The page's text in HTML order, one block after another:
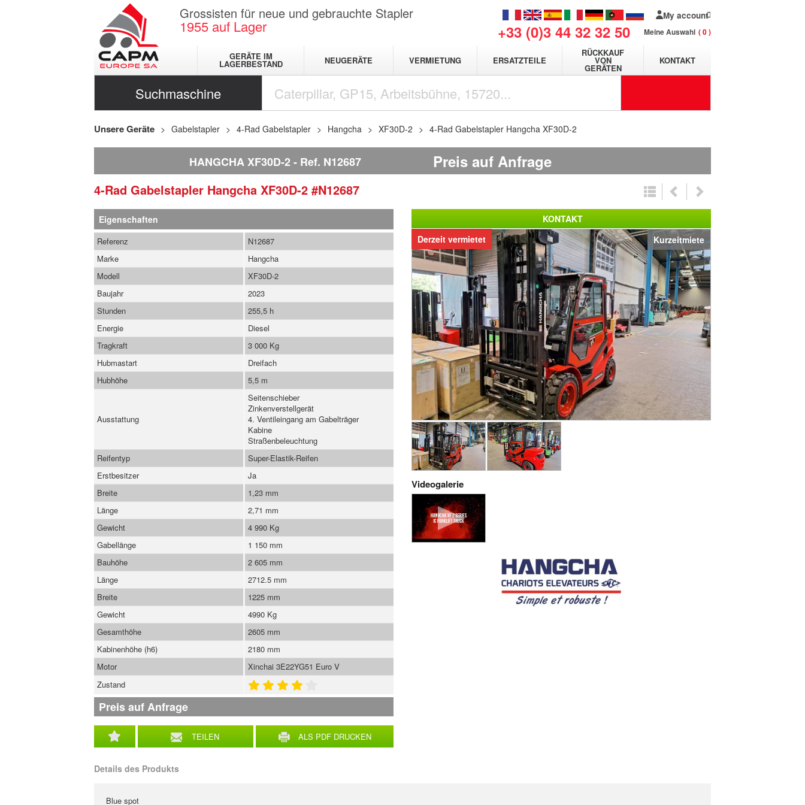
Grossisten für neue und gebrauchte Stapler
1955 auf Lager +33 (0)3 44 32 32 50
My account
Meine Auswahl 0
GERÄTE IM
LAGERBESTAND NEUGERÄTE VERMIETUNG ERSATZTEILE
RÜCKKAUF
VON
GERÄTEN
KONTAKT
Suchmaschine
Unsere Geräte Gabelstapler 4-Rad Gabelstapler Hangcha XF30D-2 4-Rad Gabelstapler Hangcha XF30D-2
HANGCHA XF30D-2 Ref. N12687 Preis auf Anfrage
4-Rad Gabelstapler Hangcha XF30D-2 #N12687
Kurzeitmiete
Derzeit vermietet
Videogalerie
Eigenschaften
TEILEN ALS PDF DRUCKEN
Referenz
N12687
Marke
Hangcha
Modell
XF30D-2
Baujahr
2023
Stunden
255,5 h
Energie
Diesel
Tragkraft
3 000 Kg
Hubmastart
Dreifach
Hubhöhe
5,5 m
Ausstattung
Seitenschieber
Zinkenverstellgerät
4. Ventileingang am Gabelträger
Kabine
Straßenbeleuchtung
Reifentyp
Super-Elastik-Reifen
Erstbesitzer
Ja
Breite
1,23 mm
Länge
2,71 mm
Gewicht
4 990 Kg
Gabellänge
1 150 mm
Bauhöhe
2 605 mm
Länge
2712.5 mm
Breite
1225 mm
Gewicht
4990 Kg
Gesamthöhe
2605 mm
Kabinenhöhe (h6)
2180 mm
Motor
Xinchai 3E22YG51 Euro V
Zustand
Preis auf Anfrage
Details des Produkts
Blue spot
KONTAKT